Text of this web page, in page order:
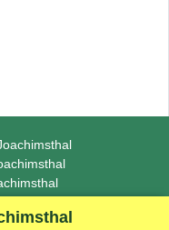
(Last update 2026-06-29)